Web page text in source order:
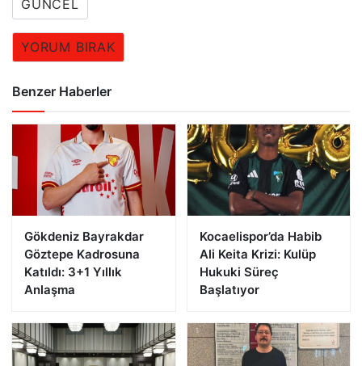
GÜNCEL
YORUM BIRAK
Benzer Haberler
Gökdeniz Bayrakdar
Göztepe Kadrosuna
Katıldı: 3+1 Yıllık
Anlaşma
Kocaelispor’da Habib
Ali Keita Krizi: Kulüp
Hukuki Süreç
Başlatıyor